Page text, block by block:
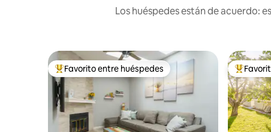
Los huéspedes están de acuerdo:
De los mejores en Favorito entre huéspedes
Favorito entre huéspedes De los